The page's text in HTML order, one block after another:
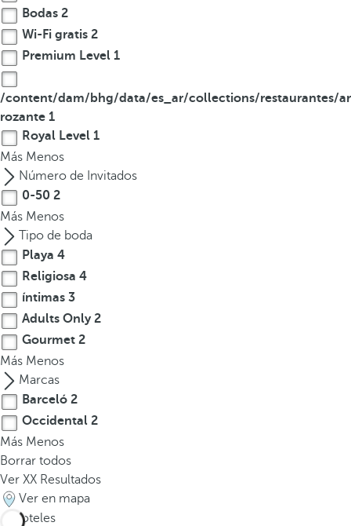
Bodas 2
Wi-Fi gratis 2
Premium Level 1
/content/dam/bhg/data/es_ar/collections/restaurantes/ar
rozante 1
Royal Level 1
Más Menos
Número de Invitados
0-50 2
Más Menos
Tipo de boda
Playa 4
Religiosa 4
íntimas 3
Adults Only2
Gourmet 2
Más Menos
Marcas
Barceló 2
Occidental 2
Más Menos
Borrar todos
Ver XX Resultados
Ver en mapa
hoteles